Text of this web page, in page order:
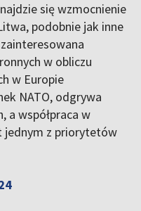
się wzmocnienie
podobnie jak inne
w obliczu
w Europie
NATO, odgrywa
a współpraca w
jednym z priorytetów